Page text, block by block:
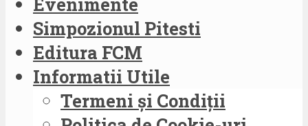
Simpozionul Pitesti
Editura FCM
Informatii Utile
Termeni și Condiții